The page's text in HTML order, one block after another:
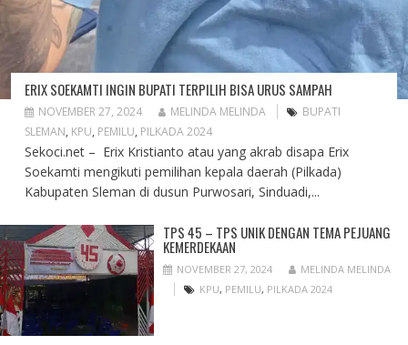
ERIX SOEKAMTI INGIN BUPATI TERPILIH BISA URUS SAMPAH
NOVEMBER 27, 2024 MELINDA MELINDA
BUPATI
SLEMAN, KPU, PEMILU, PILKADA 2024
Sekoci.net – Erix Kristianto atau yang akrab disapa Erix
Soekamti mengikuti pemilihan kepala daerah (Pilkada)
Kabupaten Sleman di dusun Purwosari, Sinduadi,...
TPS 45 – TPS UNIK DENGAN TEMA PEJUANG
KEMERDEKAAN
NOVEMBER 27, 2024
MELINDA MELINDA
KPU, PEMILU, PILKADA 2024